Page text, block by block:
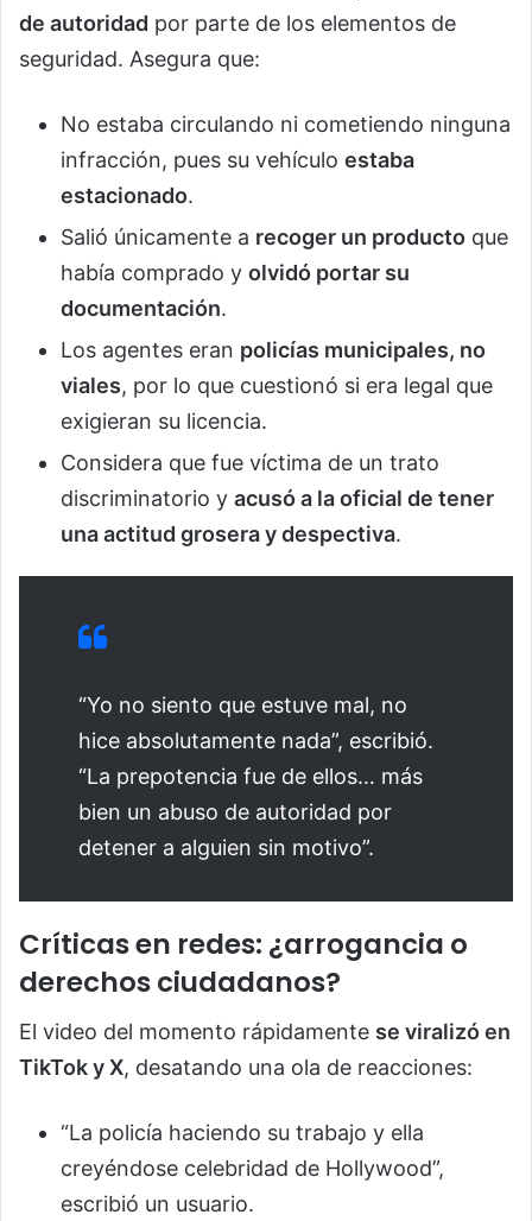
de autoridad por parte de los elementos de
seguridad. Asegura que:
No estaba circulando ni cometiendo ninguna
infracción, pues su vehículo estaba
estacionado.
Salió únicamente a recoger un producto que
había comprado y olvidó portar su
documentación.
Los agentes eran policías municipales, no
viales, por lo que cuestionó si era legal que
exigieran su licencia.
Considera que fue víctima de un trato
discriminatorio y acusó a la oficial de tener
una actitud grosera y despectiva.
“Yo no siento que estuve mal, no
hice absolutamente nada”, escribió.
“La prepotencia fue de ellos… más
bien un abuso de autoridad por
detener a alguien sin motivo”.
Críticas en redes: ¿arrogancia o
derechos ciudadanos?
El video del momento rápidamente se viralizó en
TikTok y X, desatando una ola de reacciones:
“La policía haciendo su trabajo y ella
creyéndose celebridad de Hollywood”,
escribió un usuario.